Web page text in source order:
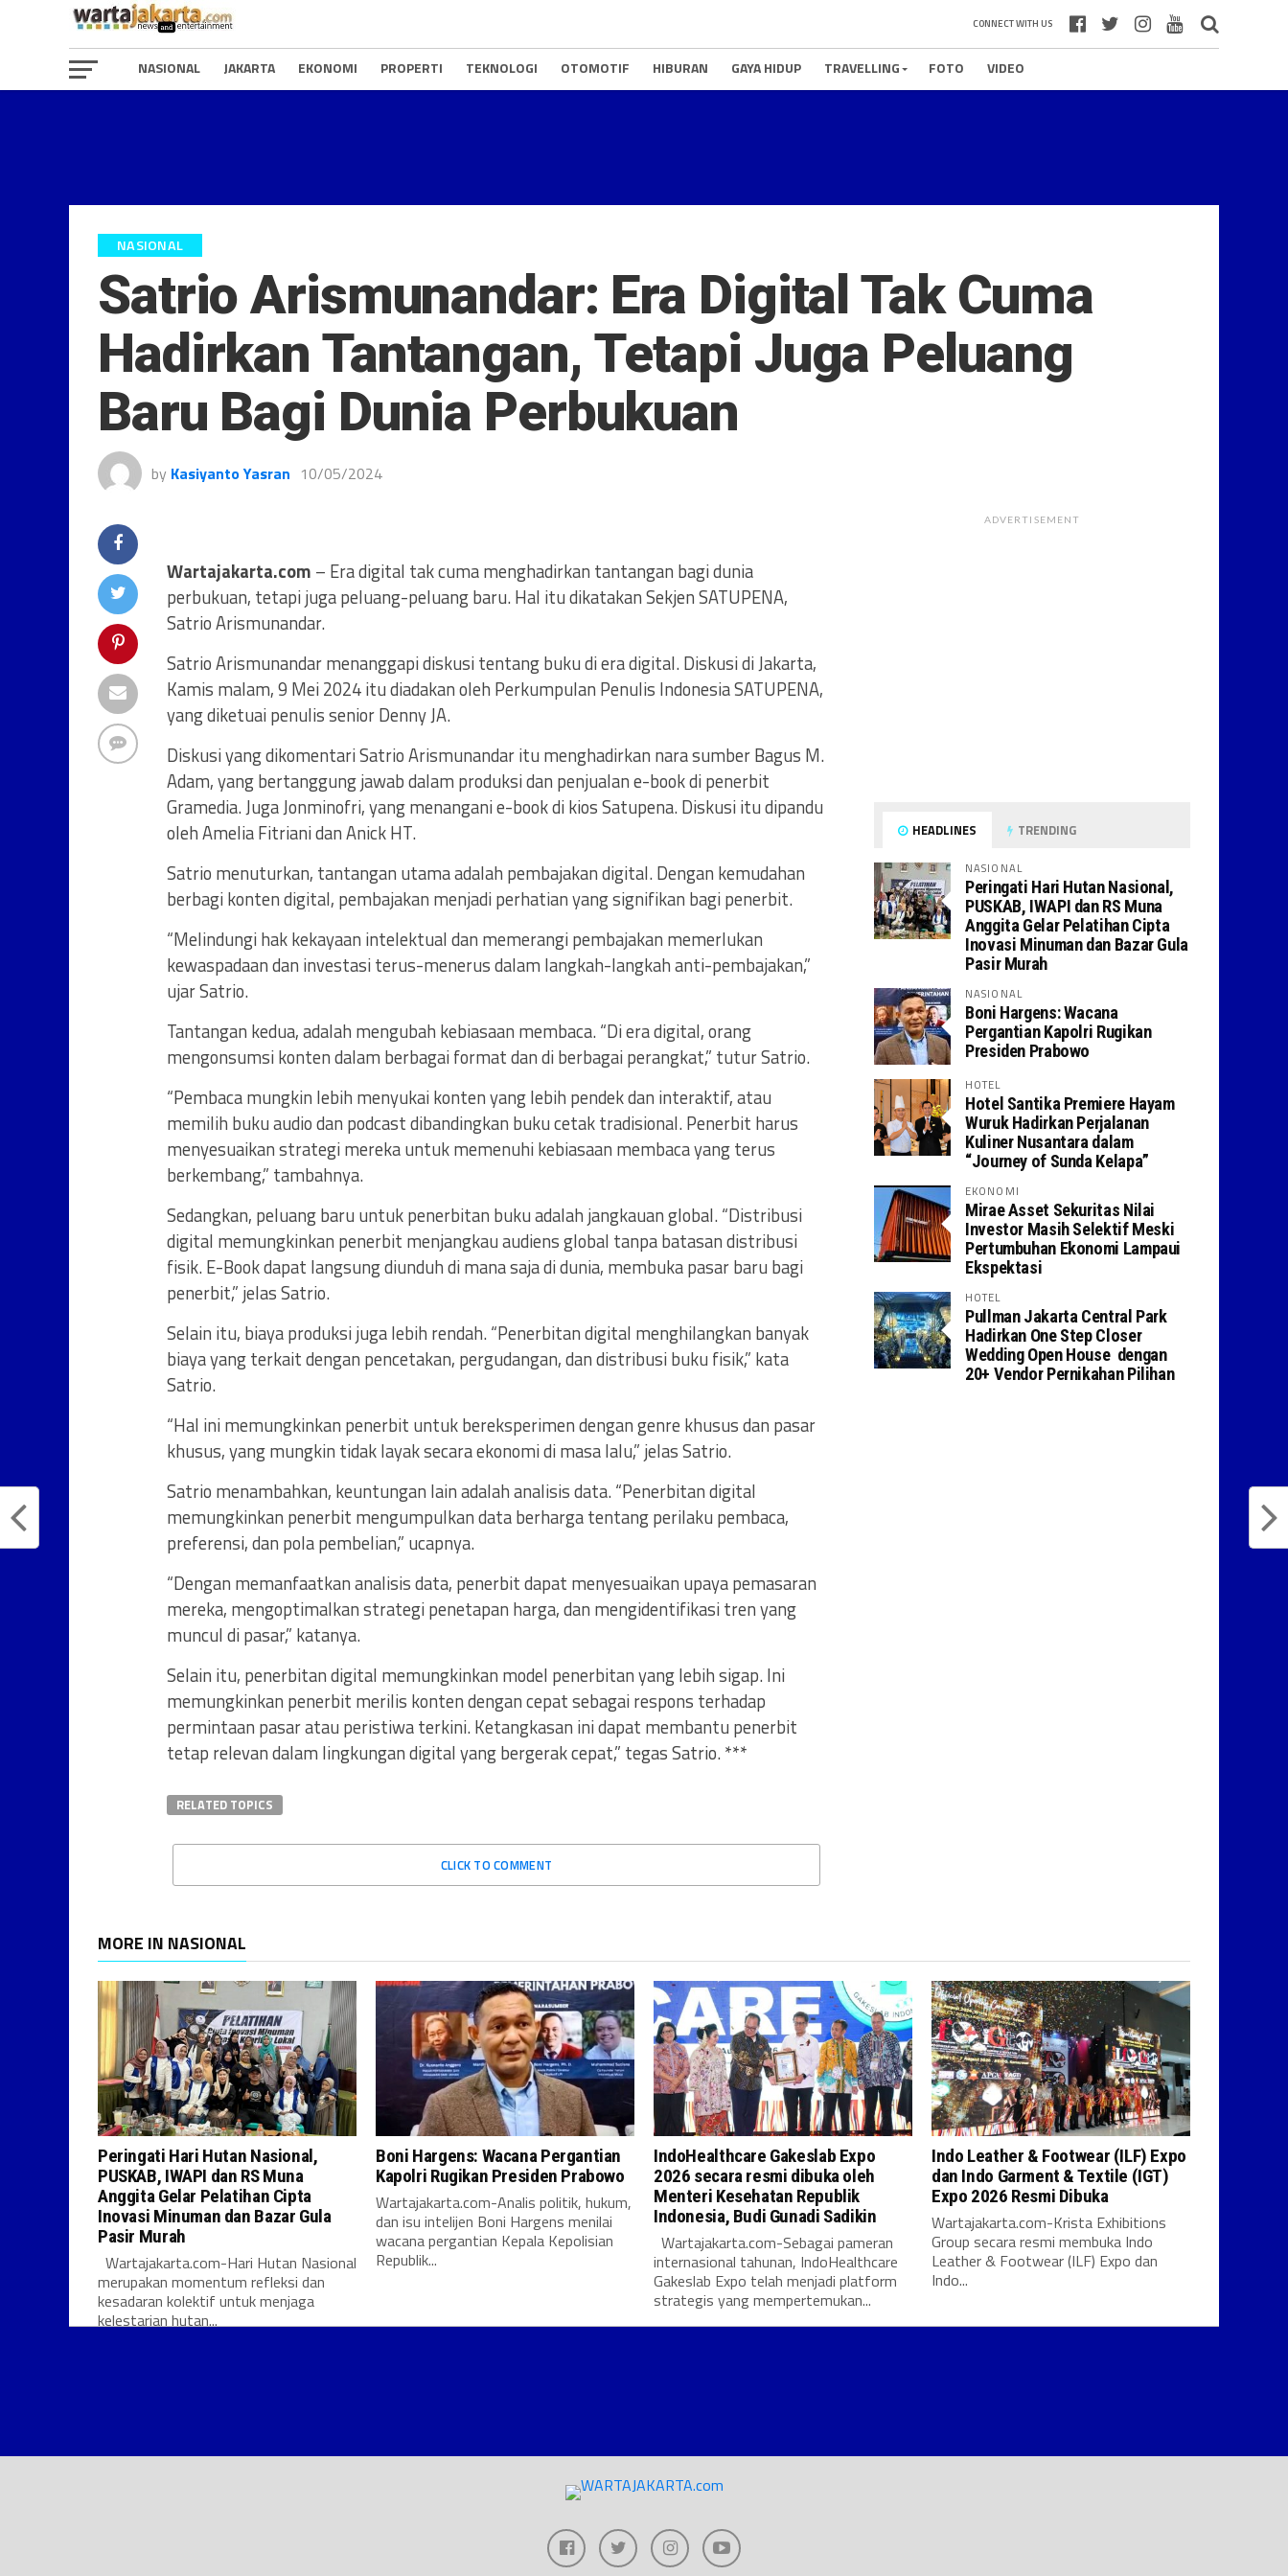
CONNECT WITH US
NASIONAL JAKARTA EKONOMI PROPERTI TEKNOLOGI OTOMOTIF HIBURAN GAYA HIDUP TRAVELLING FOTO VIDEO
NASIONAL
Satrio Arismunandar: Era Digital Tak Cuma
Hadirkan Tantangan, Tetapi Juga Peluang
Baru Bagi Dunia Perbukuan
by Kasiyanto Yasran 10/05/2024
Wartajakarta.com – Era digital tak cuma menghadirkan tantangan bagi dunia
perbukuan, tetapi juga peluang-peluang baru. Hal itu dikatakan Sekjen SATUPENA,
Satrio Arismunandar.
Satrio Arismunandar menanggapi diskusi tentang buku di era digital. Diskusi di Jakarta,
Kamis malam, 9 Mei 2024 itu diadakan oleh Perkumpulan Penulis Indonesia SATUPENA,
yang diketuai penulis senior Denny JA.
Diskusi yang dikomentari Satrio Arismunandar itu menghadirkan nara sumber Bagus M.
Adam, yang bertanggung jawab dalam produksi dan penjualan e-book di penerbit
Gramedia. Juga Jonminofri, yang menangani e-book di kios Satupena. Diskusi itu dipandu
oleh Amelia Fitriani dan Anick HT.
Satrio menuturkan, tantangan utama adalah pembajakan digital. Dengan kemudahan
berbagi konten digital, pembajakan menjadi perhatian yang signifikan bagi penerbit.
“Melindungi hak kekayaan intelektual dan memerangi pembajakan memerlukan
kewaspadaan dan investasi terus-menerus dalam langkah-langkah anti-pembajakan,”
ujar Satrio.
Tantangan kedua, adalah mengubah kebiasaan membaca. “Di era digital, orang
mengonsumsi konten dalam berbagai format dan di berbagai perangkat,” tutur Satrio.
“Pembaca mungkin lebih menyukai konten yang lebih pendek dan interaktif, atau
memilih buku audio dan podcast dibandingkan buku cetak tradisional. Penerbit harus
menyesuaikan strategi mereka untuk memenuhi kebiasaan membaca yang terus
berkembang,” tambahnya.
Sedangkan, peluang baru untuk penerbitan buku adalah jangkauan global. “Distribusi
digital memungkinkan penerbit menjangkau audiens global tanpa batasan distribusi
fisik. E-Book dapat langsung diunduh di mana saja di dunia, membuka pasar baru bagi
penerbit,” jelas Satrio.
Selain itu, biaya produksi juga lebih rendah. “Penerbitan digital menghilangkan banyak
biaya yang terkait dengan pencetakan, pergudangan, dan distribusi buku fisik,” kata
Satrio.
“Hal ini memungkinkan penerbit untuk bereksperimen dengan genre khusus dan pasar
khusus, yang mungkin tidak layak secara ekonomi di masa lalu,” jelas Satrio.
Satrio menambahkan, keuntungan lain adalah analisis data. “Penerbitan digital
memungkinkan penerbit mengumpulkan data berharga tentang perilaku pembaca,
preferensi, dan pola pembelian,” ucapnya.
“Dengan memanfaatkan analisis data, penerbit dapat menyesuaikan upaya pemasaran
mereka, mengoptimalkan strategi penetapan harga, dan mengidentifikasi tren yang
muncul di pasar,” katanya.
Selain itu, penerbitan digital memungkinkan model penerbitan yang lebih sigap. Ini
memungkinkan penerbit merilis konten dengan cepat sebagai respons terhadap
permintaan pasar atau peristiwa terkini. Ketangkasan ini dapat membantu penerbit
tetap relevan dalam lingkungan digital yang bergerak cepat,” tegas Satrio. ***
RELATED TOPICS
CLICK TO COMMENT
ADVERTISEMENT
HEADLINES TRENDING
NASIONAL
Peringati Hari Hutan Nasional,
PUSKAB, IWAPI dan RS Muna
Anggita Gelar Pelatihan Cipta
Inovasi Minuman dan Bazar Gula
Pasir Murah
NASIONAL
Boni Hargens: Wacana
Pergantian Kapolri Rugikan
Presiden Prabowo
HOTEL
Hotel Santika Premiere Hayam
Wuruk Hadirkan Perjalanan
Kuliner Nusantara dalam
“Journey of Sunda Kelapa”
EKONOMI
Mirae Asset Sekuritas Nilai
Investor Masih Selektif Meski
Pertumbuhan Ekonomi Lampaui
Ekspektasi
HOTEL
Pullman Jakarta Central Park
Hadirkan One Step Closer
Wedding Open House dengan
20+ Vendor Pernikahan Pilihan
MORE IN NASIONAL
Peringati Hari Hutan Nasional,
PUSKAB, IWAPI dan RS Muna
Anggita Gelar Pelatihan Cipta
Inovasi Minuman dan Bazar Gula
Pasir Murah
Wartajakarta.com-Hari Hutan Nasional
merupakan momentum refleksi dan
kesadaran kolektif untuk menjaga
kelestarian hutan...
Boni Hargens: Wacana Pergantian
Kapolri Rugikan Presiden Prabowo
Wartajakarta.com-Analis politik, hukum,
dan isu intelijen Boni Hargens menilai
wacana pergantian Kepala Kepolisian
Republik...
IndoHealthcare Gakeslab Expo
2026 secara resmi dibuka oleh
Menteri Kesehatan Republik
Indonesia, Budi Gunadi Sadikin
Wartajakarta.com-Sebagai pameran
internasional tahunan, IndoHealthcare
Gakeslab Expo telah menjadi platform
strategis yang mempertemukan...
Indo Leather & Footwear (ILF) Expo
dan Indo Garment & Textile (IGT)
Expo 2026 Resmi Dibuka
Wartajakarta.com-Krista Exhibitions
Group secara resmi membuka Indo
Leather & Footwear (ILF) Expo dan
Indo...